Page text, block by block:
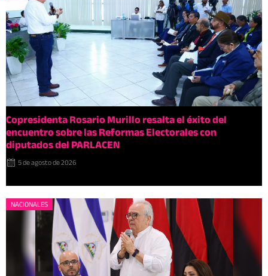
Copresidenta Rosario Murillo resalta el éxito del
encuentro sobre las Reformas Electorales con
diputados del PARLACEN
5 de agosto de 2026
NACIONALES